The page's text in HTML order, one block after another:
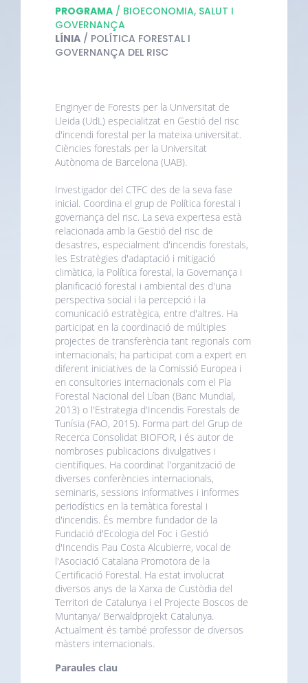
PROGRAMA / BIOECONOMIA, SALUT I
GOVERNANÇA
LÍNIA / POLÍTICA FORESTAL I
GOVERNANÇA DEL RISC
Enginyer de Forests per la Universitat de
Lleida (UdL) especialitzat en Gestió del risc
d'incendi forestal per la mateixa universitat.
Ciències forestals per la Universitat
Autònoma de Barcelona (UAB).
Investigador del CTFC des de la seva fase
inicial. Coordina el grup de Política forestal i
governança del risc. La seva expertesa està
relacionada amb la Gestió del risc de
desastres, especialment d'incendis forestals,
les Estratègies d'adaptació i mitigació
climàtica, la Política forestal, la Governança i
planificació forestal i ambiental des d'una
perspectiva social i la percepció i la
comunicació estratègica, entre d'altres. Ha
participat en la coordinació de múltiples
projectes de transferència tant regionals com
internacionals; ha participat com a expert en
diferent iniciatives de la Comissió Europea i
en consultories internacionals com el Pla
Forestal Nacional del Líban (Banc Mundial,
2013) o l'Estrategia d'Incendis Forestals de
Tunísia (FAO, 2015). Forma part del Grup de
Recerca Consolidat BIOFOR, i és autor de
nombroses publicacions divulgatives i
científiques. Ha coordinat l'organització de
diverses conferències internacionals,
seminaris, sessions informatives i informes
periodístics en la temàtica forestal i
d'incendis. És membre fundador de la
Fundació d'Ecologia del Foc i Gestió
d'Incendis Pau Costa Alcubierre, vocal de
l'Asociació Catalana Promotora de la
Certificació Forestal. Ha estat involucrat
diversos anys de la Xarxa de Custòdia del
Territori de Catalunya i el Projecte Boscos de
Muntanya/ Berwaldprojekt Catalunya.
Actualment és també professor de diversos
màsters internacionals.
Paraules clau